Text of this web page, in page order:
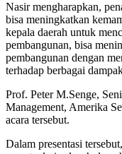
Nasir mengharapkan,
bisa meningkatkan
kepala daerah untuk
pembangunan, bisa
pembangunan dengan
terhadap berbagai
Prof. Peter M.Senge,
Management, Amerika
acara tersebut.
Dalam presentasi